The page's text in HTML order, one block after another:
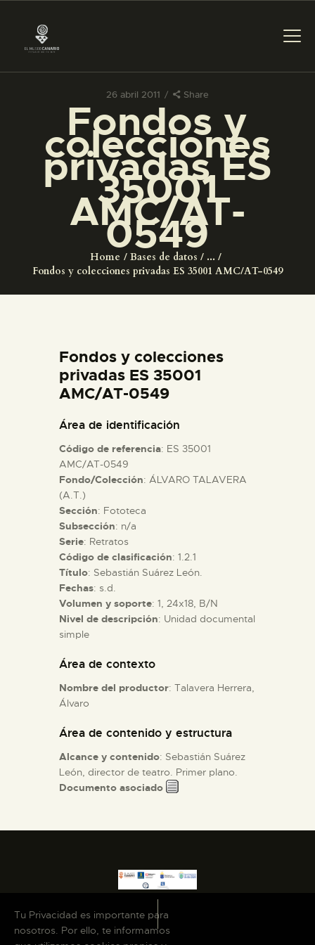
26 abril 2011 Share
Fondos y
colecciones
privadas ES
35001
AMC/AT-
0549
Home Bases de datos
...
Fondos y colecciones privadas ES 35001 AMC/AT-0549
PREPARAR LA VISITA
ACTIVIDADES
EL MUSEO
ESPAÑOL
ACTIVIDADES
█
EL MUSEO
COLECCIONES
DIDÁCTICA
ESPAÑOL
Fondos y colecciones
privadas ES 35001
AMC/AT-0549
Área de identificación
Código de referencia: ES 35001
AMC/AT-0549
Fondo/Colección: ÁLVARO TALAVERA
(A.T.)
Sección: Fototeca
Subsección: n/a
Serie: Retratos
Código de clasificación: 1.2.1
Título: Sebastián Suárez León.
Fechas: s.d.
Volumen y soporte: 1, 24x18, B/N
Nivel de descripción: Unidad documental
simple
Área de contexto
Nombre del productor: Talavera Herrera,
Álvaro
Área de contenido y estructura
Alcance y contenido: Sebastián Suárez
León, director de teatro. Primer plano.
Documento asociado
Tu Privacidad es importante para
nosotros. Por ello, te informamos